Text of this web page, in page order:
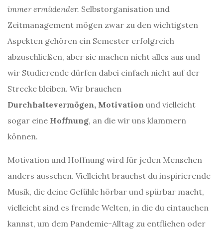
immer ermüdender. Selbstorganisation und
Zeitmanagement mögen zwar zu den wichtigsten
Aspekten gehören ein Semester erfolgreich
abzuschließen, aber sie machen nicht alles aus und
wir Studierende dürfen dabei einfach nicht auf der
Strecke bleiben. Wir brauchen
Durchhaltevermögen, Motivation und vielleicht
sogar eine Hoffnung, an die wir uns klammern
können.
Motivation und Hoffnung wird für jeden Menschen
anders aussehen. Vielleicht brauchst du inspirierende
Musik, die deine Gefühle hörbar und spürbar macht,
vielleicht sind es fremde Welten, in die du eintauchen
kannst, um dem Pandemie-Alltag zu entfliehen oder